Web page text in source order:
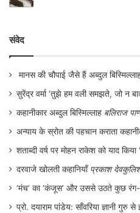
प्रति सदय या कृतज्ञ हो।
इस ठगी गई प्रेमिका को
कविताएँ पिछले दिनों
दौरान भी उनका ज़िक्र
और ममता जयंत की दो
परिसरों में उद्धृत की गई
जोशना बनर्जी आडवाणी की
भले उसके पूरक की तरह
संवेद
मानस की चौपाई जैसे हैं अब्दुल
सुरेंद्र वर्मा ‘तुझे हम वली समझते, जो न
कहानीकार अब्दुल बिस्मिल्लाह बलिराज
अन्याय के स्रोत की पहचान कराता
शताब्दी वर्ष पर मोहन राकेश को याद किया
दरवाजे खोलती कहानियाँ प्रकाश
‘मंच’ का ‘कंजूस’ और उससे उठते कुछ रंग-
प्रो. दयाराम पांडेय: साँवरिया ज्ञानी